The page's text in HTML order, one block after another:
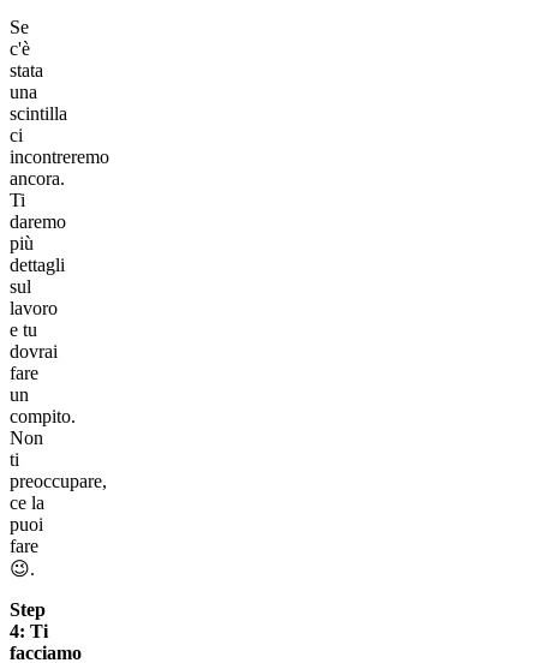
Se
c'è
stata
una
scintilla
ci
incontreremo
ancora.
Ti
daremo
più
dettagli
sul
lavoro
e tu
dovrai
fare
un
compito.
Non
ti
preoccupare,
ce la
puoi
fare
😉.
Step
4: Ti
facciamo